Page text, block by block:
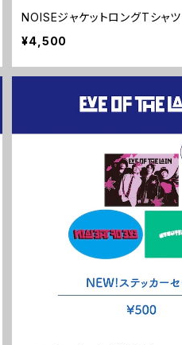
NOISEジャケットロングTシャツ
¥4,500